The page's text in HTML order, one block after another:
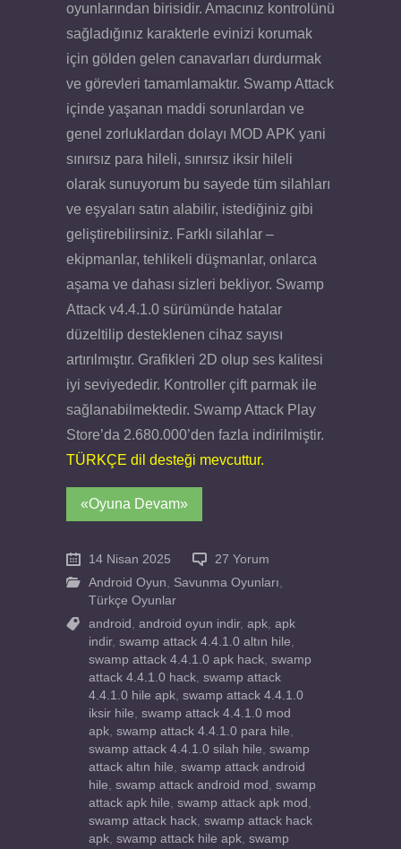
oyunlarından birisidir. Amacınız kontrolünü
sağladığınız karakterle evinizi korumak
için gölden gelen canavarları durdurmak
ve görevleri tamamlamaktır. Swamp Attack
içinde yaşanan maddi sorunlardan ve
genel zorluklardan dolayı MOD APK yani
sınırsız para hileli, sınırsız iksir hileli
olarak sunuyorum bu sayede tüm silahları
ve eşyaları satın alabilir, istediğiniz gibi
geliştirebilirsiniz. Farklı silahlar –
ekipmanlar, tehlikeli düşmanlar, onlarca
aşama ve dahası sizleri bekliyor. Swamp
Attack v4.4.1.0 sürümünde hatalar
düzeltilip desteklenen cihaz sayısı
artırılmıştır. Grafikleri 2D olup ses kalitesi
iyi seviyededir. Kontroller çift parmak ile
sağlanabilmektedir. Swamp Attack Play
Store’da 2.680.000’den fazla indirilmiştir.
TÜRKÇE dil desteği mevcuttur.
«Oyuna Devam»
14 Nisan 2025
27 Yorum
Android Oyun, Savunma Oyunları,
Türkçe Oyunlar
android , android oyun indir, apk, apk
indir, swamp attack 4.4.1.0 altın hile,
swamp attack 4.4.1.0 apk hack, swamp
attack 4.4.1.0 hack, swamp attack
4.4.1.0 hile apk, swamp attack 4.4.1.0
iksir hile, swamp attack 4.4.1.0 mod
apk, swamp attack 4.4.1.0 para hile,
swamp attack 4.4.1.0 silah hile, swamp
attack altın hile, swamp attack android
hile, swamp attack android mod , swamp
attack apk hile, swamp attack apk mod ,
swamp attack hack, swamp attack hack
apk, swamp attack hile apk, swamp